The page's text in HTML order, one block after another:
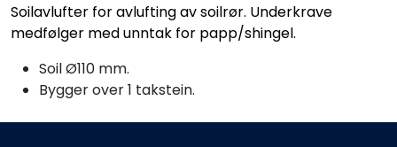
Soilavlufter for avlufting av soilrør. Underkrave
medfølger med unntak for papp/shingel.
Soil Ø110 mm.
Bygger over 1 takstein.